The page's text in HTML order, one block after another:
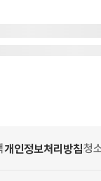
개인정보처리방침청